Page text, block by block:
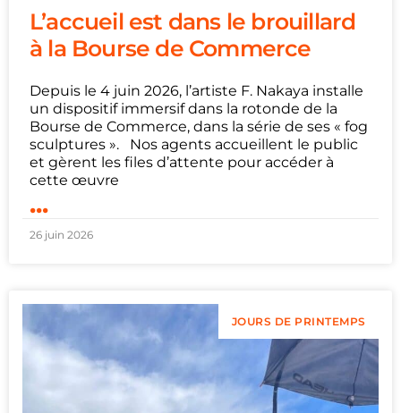
L’accueil est dans le brouillard
à la Bourse de Commerce
Depuis le 4 juin 2026, l’artiste F. Nakaya installe
un dispositif immersif dans la rotonde de la
Bourse de Commerce, dans la série de ses « fog
sculptures ». Nos agents accueillent le public
et gèrent les files d’attente pour accéder à
cette œuvre
...
26 juin 2026
JOURS DE PRINTEMPS